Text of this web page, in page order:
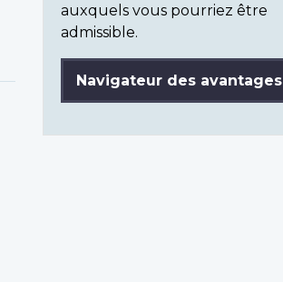
auxquels vous pourriez être
admissible.
Navigateur des avantages